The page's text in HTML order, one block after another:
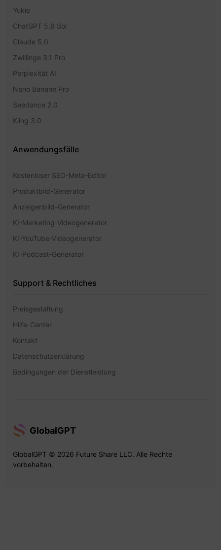
Yukie
ChatGPT 5,6 Sol
Claude 5.0
Zwillinge 3.1 Pro
Perplexität AI
Nano Banane Pro
Seedance 2.0
Kling 3.0
Anwendungsfälle
Kostenloser SEO-Meta-Editor
Produktbild-Generator
Anzeigenbild-Generator
KI-Marketing-Videogenerator
KI-YouTube-Videogenerator
KI-Podcast-Generator
Support & Rechtliches
Preisgestaltung
Hilfe-Center
Kontakt
Datenschutzerklärung
Bedingungen der Dienstleistung
GlobalGPT
GlobalGPT © 2026 Future Share LLC. Alle Rechte
vorbehalten.